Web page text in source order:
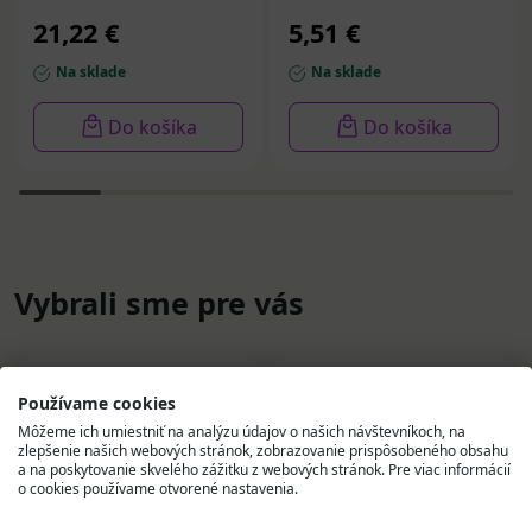
21,22 €
Na sklade
Do košíka
5,51 €
Na sklade
Do košíka
Vybrali sme pre vás
Používame cookies
Môžeme ich umiestniť na analýzu údajov o našich návštevníkoch, na
zlepšenie našich webových stránok, zobrazovanie prispôsobeného obsahu
a na poskytovanie skvelého zážitku z webových stránok. Pre viac informácií
o cookies používame otvorené nastavenia.